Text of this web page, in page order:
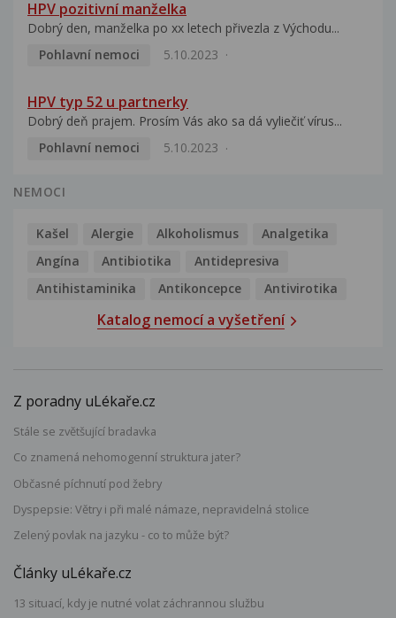
HPV pozitivní manželka
Dobrý den, manželka po xx letech přivezla z Východu...
Pohlavní nemoci
5.10.2023
HPV typ 52 u partnerky
Dobrý deň prajem. Prosím Vás ako sa dá vyliečiť vírus...
Pohlavní nemoci
5.10.2023
NEMOCI
Kašel Alergie Alkoholismus
Analgetika
Angína
Antibiotika
Antidepresiva
Antihistaminika
Antikoncepce Antivirotika
Katalog nemocí a vyšetření
Z poradny uLékaře.cz
Stále se zvětšující bradavka
Co znamená nehomogenní struktura jater?
Občasné píchnutí pod žebry
Dyspepsie: Větry i při malé námaze, nepravidelná stolice
Zelený povlak na jazyku - co to může být?
Články uLékaře.cz
13 situací, kdy je nutné volat záchrannou službu